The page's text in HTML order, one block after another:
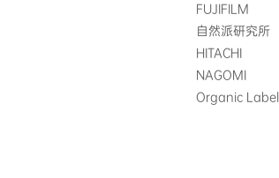
FUJIFILM
自然派研究所
HITACHI
NAGOMI
Organic Label